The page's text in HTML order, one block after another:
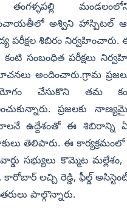
అశ్విని హాస్పిటల్
పరీక్షల శిబిరం
కంటి సంబంధిత పరీక్షలు
అందించారు.గ్రామ
చేసుకొని తమ
ప్రజలకు
ఉద్దేశంతో ఈ శిబిరాన్ని
తెలిపారు. ఈ
సభ్యులు కొమ్మెట
కారోబార్ లచ్చి రెడ్డి, ఫీల్డ్
పాల్గొన్నారు.